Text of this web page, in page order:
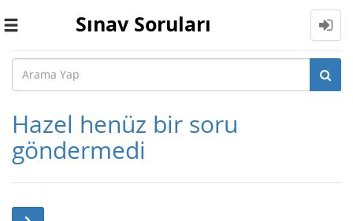
Toggle
Sınav Soruları
Hazel henüz bir soru
göndermedi